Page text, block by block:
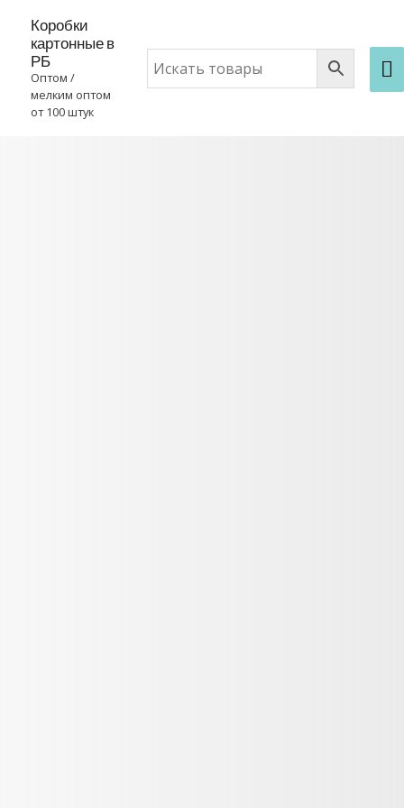
Коробки
картонные в
РБ
Оптом /
мелким оптом
от 100 штук